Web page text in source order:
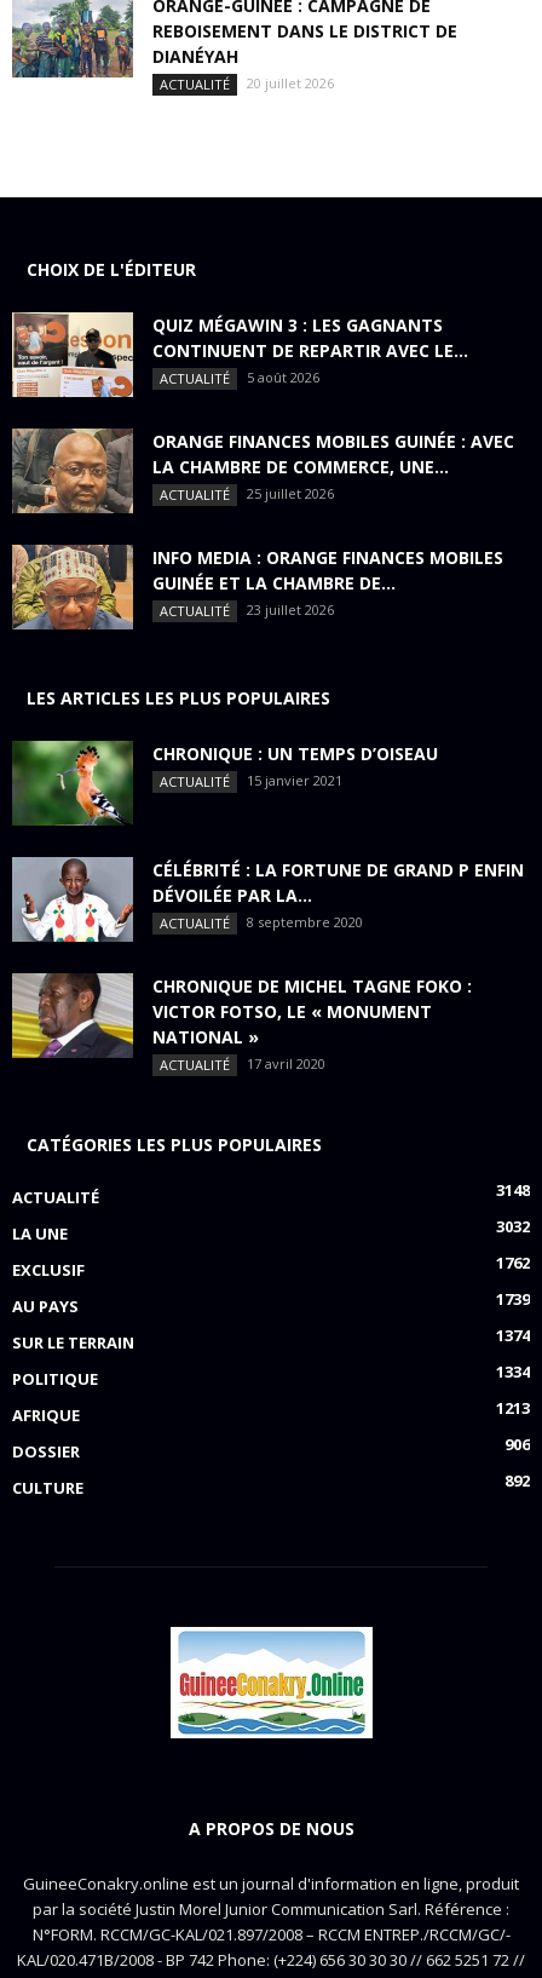
ORANGE-GUINÉE : CAMPAGNE DE
REBOISEMENT DANS LE DISTRICT DE
DIANÉYAH
ACTUALITÉ 20 juillet 2026
CHOIX DE L'ÉDITEUR
QUIZ MÉGAWIN 3 : LES GAGNANTS
CONTINUENT DE REPARTIR AVEC LE...
ACTUALITÉ 5 août 2026
ORANGE FINANCES MOBILES GUINÉE : AVEC
LA CHAMBRE DE COMMERCE, UNE...
ACTUALITÉ 25 juillet 2026
INFO MEDIA : ORANGE FINANCES MOBILES
GUINÉE ET LA CHAMBRE DE...
ACTUALITÉ 23 juillet 2026
LES ARTICLES LES PLUS POPULAIRES
CHRONIQUE : UN TEMPS D’OISEAU
ACTUALITÉ 15 janvier 2021
CÉLÉBRITÉ : LA FORTUNE DE GRAND P ENFIN
DÉVOILÉE PAR LA...
ACTUALITÉ 8 septembre 2020
CHRONIQUE DE MICHEL TAGNE FOKO :
VICTOR FOTSO, LE « MONUMENT
NATIONAL »
ACTUALITÉ 17 avril 2020
CATÉGORIES LES PLUS POPULAIRES
ACTUALITÉ
3148
LA UNE
3032
EXCLUSIF
1762
AU PAYS
1739
SUR LE TERRAIN
1374
POLITIQUE
1334
AFRIQUE
1213
DOSSIER
906
CULTURE
892
A PROPOS DE NOUS
GuineeConakry.online est un journal d'information en ligne, produit
par la société Justin Morel Junior Communication Sarl. Référence :
N°FORM. RCCM/GC-KAL/021.897/2008 – RCCM ENTREP./RCCM/GC/-
KAL/020.471B/2008 - BP 742 Phone: (+224) 656 30 30 30 // 662 5251 72 //